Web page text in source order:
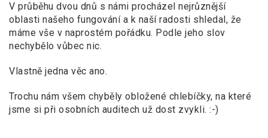
V průběhu dvou dnů s námi procházel nejrůznější
oblasti našeho fungování a k naší radosti shledal, že
máme vše v naprostém pořádku. Podle jeho slov
nechybělo vůbec nic.
Vlastně jedna věc ano.
Trochu nám všem chyběly obložené chlebíčky, na které
jsme si při osobních auditech už dost zvykli. :-)